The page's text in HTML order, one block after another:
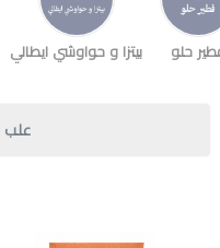
حلو بيتزا و حواوشي ايطالي
علب